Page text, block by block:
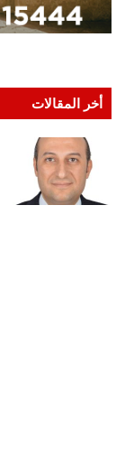
أخر المقالات